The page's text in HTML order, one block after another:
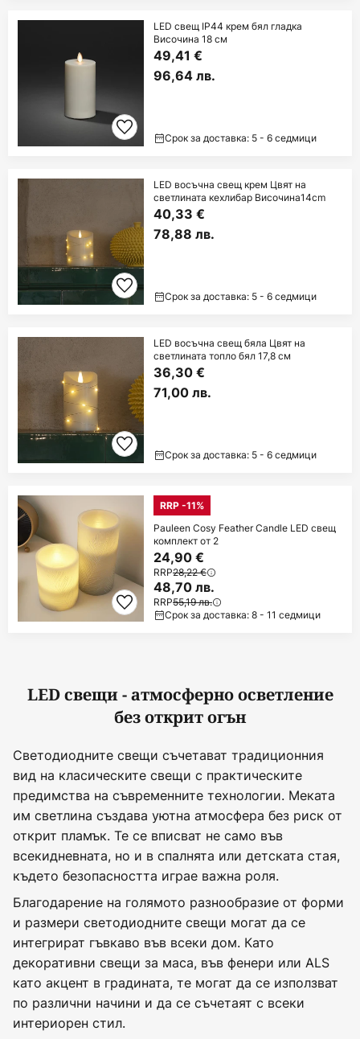
LED свещ IP44 крем бял гладка
Височина 18 см
49,41 €
96,64 лв.
Срок за доставка: 5 - 6 седмици
LED восъчна свещ крем Цвят на
светлината кехлибар Височина14cm
40,33 €
78,88 лв.
Срок за доставка: 5 - 6 седмици
LED восъчна свещ бяла Цвят на
светлината топло бял 17,8 см
36,30 €
71,00 лв.
Срок за доставка: 5 - 6 седмици
RRP -11%
Pauleen Cosy Feather Candle LED свещ
комплект от 2
24,90 €
RRP28,22 €
48,70 лв.
RRP55,19 лв.
Срок за доставка: 8 - 11 седмици
LED свещи - атмосферно осветление
без открит огън
Светодиодните свещи съчетават традиционния
вид на класическите свещи с практическите
предимства на съвременните технологии. Меката
им светлина създава уютна атмосфера без риск от
открит пламък. Те се вписват не само във
всекидневната, но и в спалнята или детската стая,
където безопасността играе важна роля.
Благодарение на голямото разнообразие от форми
и размери светодиодните свещи могат да се
интегрират гъвкаво във всеки дом. Като
декоративни свещи за маса, във фенери или ALS
като акцент в градината, те могат да се използват
по различни начини и да се съчетаят с всеки
интериорен стил.